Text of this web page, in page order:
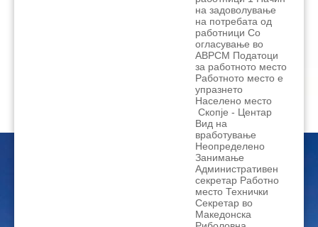
на задоволување
на потребата од
работници Со
огласување во
АВРСМ Податоци
за работното место
Работното место е
упразнето
Населено место
Скопје - Центар
Вид на
вработување
Неопределено
Занимање
Административен
секретар Работно
место Технички
Секретар во
Македонска